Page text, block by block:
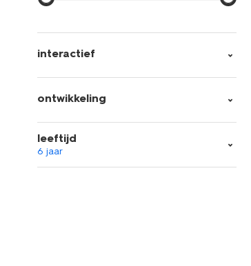
interactief
ontwikkeling
leeftijd
6 jaar